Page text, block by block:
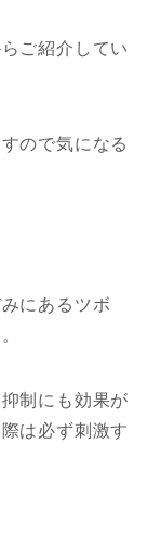
ご紹介してい
ので気になる
にあるツボ
制にも効果が
は必ず刺激す